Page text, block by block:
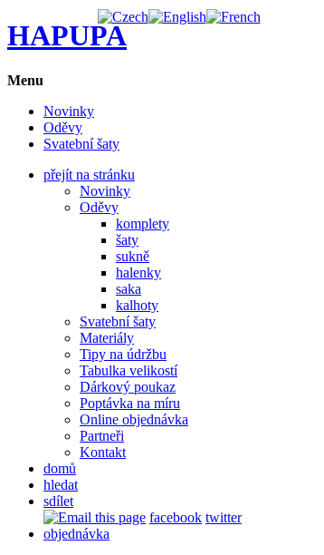
HAPUPA
Menu
Novinky
Oděvy
Svatební šaty
přejít na stránku
Novinky
Oděvy
komplety
šaty
sukně
halenky
saka
kalhoty
Svatební šaty
Materiály
Tipy na údržbu
Tabulka velikostí
Dárkový poukaz
Poptávka na míru
Online objednávka
Partneři
Kontakt
domů
hledat
sdílet
facebook twitter
objednávka